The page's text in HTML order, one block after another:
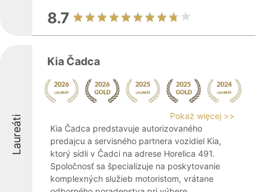
8.7
Laureáti
Kia Čadca
Pokaż więcej >>
Kia Čadca predstavuje autorizovaného
predajcu a servisného partnera vozidiel Kia,
ktorý sídli v Čadci na adrese Horelica 491.
Spoločnosť sa špecializuje na poskytovanie
komplexných služieb motoristom, vrátane